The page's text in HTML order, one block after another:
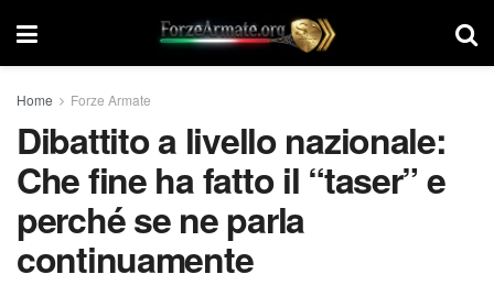
Home Forze Armate
Dibattito a livello nazionale:
Che fine ha fatto il “taser” e
perché se ne parla
continuamente